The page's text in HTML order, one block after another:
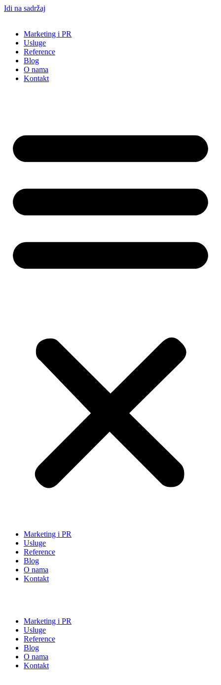
Idi na sadržaj
Marketing i PR
Usluge
Reference
Blog
O nama
Kontakt
Marketing i PR
Usluge
Reference
Blog
O nama
Kontakt
Marketing i PR
Usluge
Reference
Blog
O nama
Kontakt